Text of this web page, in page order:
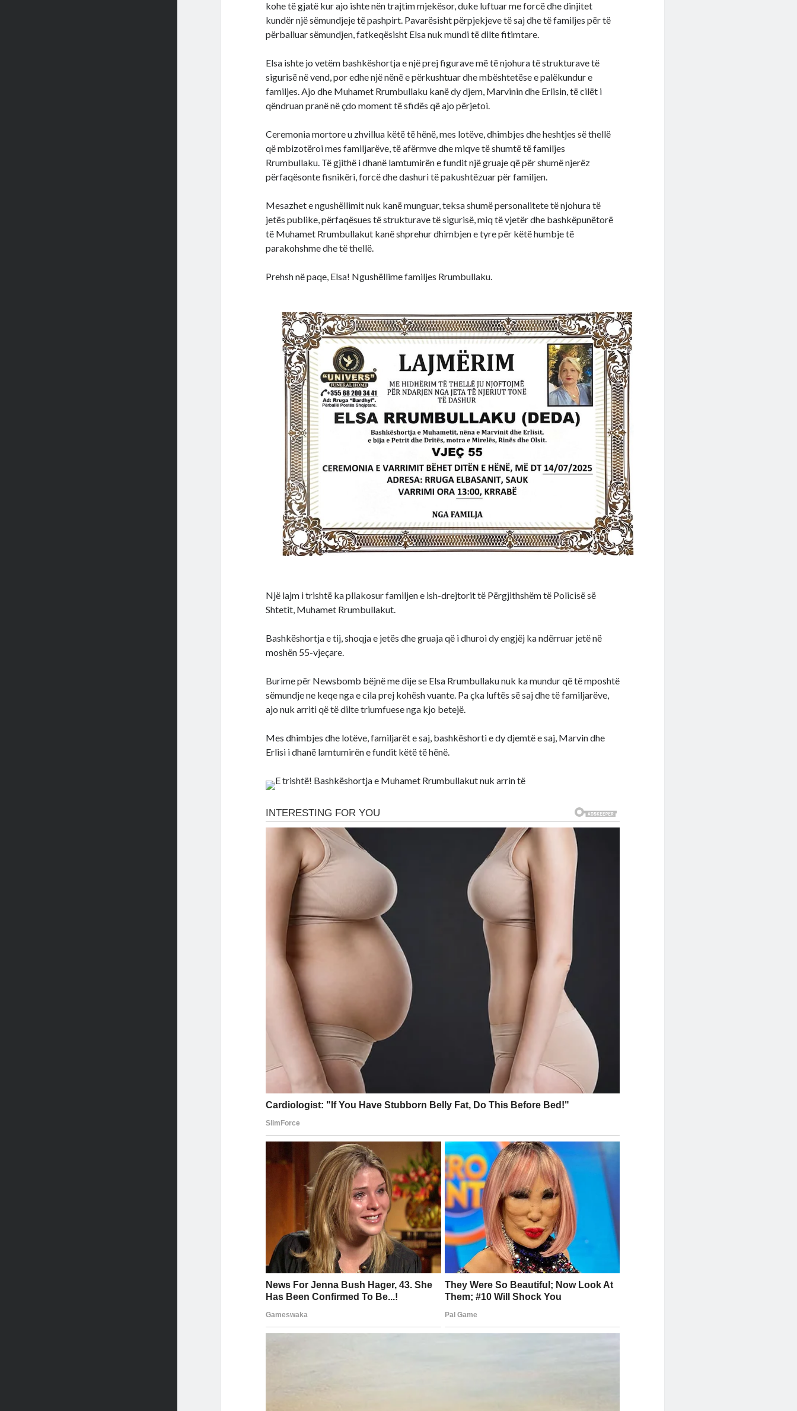
kohe të gjatë kur ajo ishte nën trajtim mjekësor, duke luftuar me forcë dhe dinjitet
kundër një sëmundjeje të pashpirt. Pavarësisht përpjekjeve të saj dhe të familjes për të
përballuar sëmundjen, fatkeqësisht Elsa nuk mundi të dilte fitimtare.
Elsa ishte jo vetëm bashkëshortja e një prej figurave më të njohura të strukturave të
sigurisë në vend, por edhe një nënë e përkushtuar dhe mbështetëse e palëkundur e
familjes. Ajo dhe Muhamet Rrumbullaku kanë dy djem, Marvinin dhe Erlisin, të cilët i
qëndruan pranë në çdo moment të sfidës që ajo përjetoi.
Ceremonia mortore u zhvillua këtë të hënë, mes lotëve, dhimbjes dhe heshtjes së thellë
që mbizotëroi mes familjarëve, të afërmve dhe miqve të shumtë të familjes
Rrumbullaku. Të gjithë i dhanë lamtumirën e fundit një gruaje që për shumë njerëz
përfaqësonte fisnikëri, forcë dhe dashuri të pakushtëzuar për familjen.
Mesazhet e ngushëllimit nuk kanë munguar, teksa shumë personalitete të njohura të
jetës publike, përfaqësues të strukturave të sigurisë, miq të vjetër dhe bashkëpunëtorë
të Muhamet Rrumbullakut kanë shprehur dhimbjen e tyre për këtë humbje të
parakohshme dhe të thellë.
Prehsh në paqe, Elsa! Ngushëllime familjes Rrumbullaku.
Një lajm i trishtë ka pllakosur familjen e ish-drejtorit të Përgjithshëm të Policisë së
Shtetit, Muhamet Rrumbullakut.
Bashkëshortja e tij, shoqja e jetës dhe gruaja që i dhuroi dy engjëj ka ndërruar jetë në
moshën 55-vjeçare.
Burime për Newsbomb bëjnë me dije se Elsa Rrumbullaku nuk ka mundur që të mposhtë
sëmundje ne keqe nga e cila prej kohësh vuante. Pa çka luftës së saj dhe të familjarëve,
ajo nuk arriti që të dilte triumfuese nga kjo betejë.
Mes dhimbjes dhe lotëve, familjarët e saj, bashkëshorti e dy djemtë e saj, Marvin dhe
Erlisi i dhanë lamtumirën e fundit këtë të hënë.